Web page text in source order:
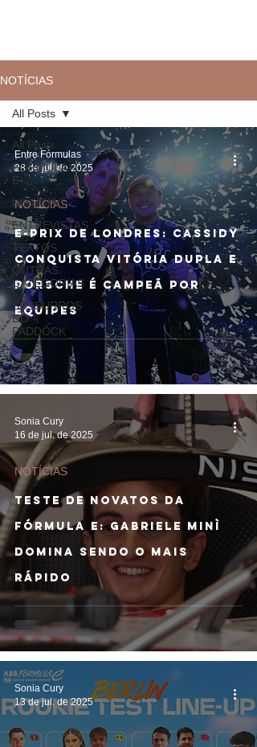
NOTÍCIAS
All Posts
FÓRMULA
E
NOTÍCIAS
ENTREVISTAS
TEXTOS
OUTRAS
CATEGORIAS
SUSSURROS
DO
PADDOCK
All Posts
E-PRIX DE LONDRES: Cassidy
conquista vitória dupla e
Porsche é campeã por
equipes
NOTÍCIAS
Entre Fórmulas
28 de jul. de 2025
TESTE DE NOVATOS DA
FÓRMULA E: Gabriele Minì
domina sendo o mais
rápido
NOTÍCIAS
Sonia Cury
16 de jul. de 2025
Sonia Cury
13 de jul. de 2025